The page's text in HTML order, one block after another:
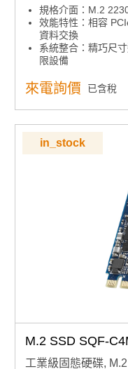
規格介面：M.2
效能特性：相容
資料交換
系統整合：精巧尺
限設備
來電詢價 已含稅
in_stock
M.2 SSD SQF-
工業級固態硬碟,